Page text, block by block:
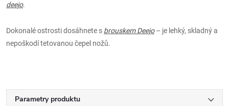
deejo.
Dokonalé ostrosti dosáhnete s brouskem Deejo– je lehký, skladný a
nepoškodí tetovanou čepel nožů.
Parametry produktu